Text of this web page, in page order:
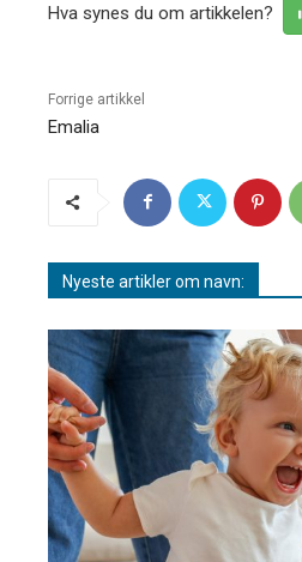
Hva synes du om artikkelen?
Forrige artikkel
Emalia
Nyeste artikler om navn: